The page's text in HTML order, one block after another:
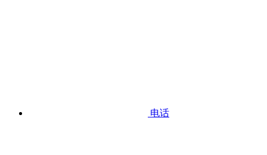
电话